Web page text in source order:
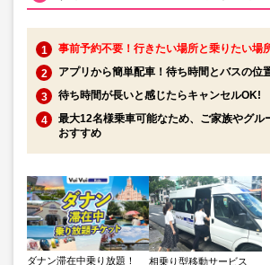
事前予約不要！行きたい場所と乗りたい場
アプリから簡単配車！待ち時間とバスの位
待ち時間が長いと感じたらキャンセルOK!
最大12名様乗車可能なため、ご家族やグル
おすすめ
ダナン滞在中乗り放題！ 相乗り型移動サービス